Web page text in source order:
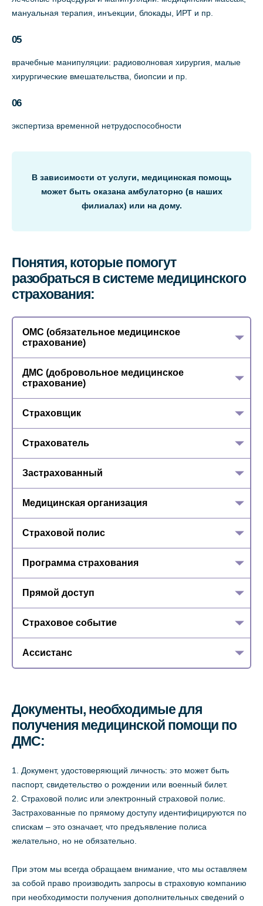
мануальная терапия, инъекции, блокады, ИРТ и пр.
05
врачебные манипуляции: радиоволновая хирургия, малые
хирургические вмешательства, биопсии и пр.
06
экспертиза временной нетрудоспособности
В зависимости от услуги, медицинская помощь
может быть оказана амбулаторно (в наших
филиалах) или на дому.
Понятия, которые помогут
разобраться в системе медицинского
страхования:
ОМС (обязательное медицинское
страхование)
ДМС (добровольное медицинское
страхование)
Страховщик
Страхователь
Застрахованный
Медицинская организация
Страховой полис
Программа страхования
Прямой доступ
Страховое событие
Ассистанс
Документы, необходимые для
получения медицинской помощи по
ДМС:
Документ, удостоверяющий личность: это может быть
паспорт, свидетельство о рождении или военный билет.
Страховой полис или электронный страховой полис.
Застрахованные по прямому доступу идентифицируются по
спискам – это означает, что предъявление полиса
желательно, но не обязательно.
При этом мы всегда обращаем внимание, что мы оставляем
за собой право производить запросы в страховую компанию
при необходимости получения дополнительных сведений о